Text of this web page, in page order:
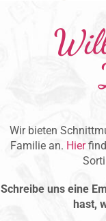
Wir bieten
Familie an. Hier
Schreibe uns eine
hast,